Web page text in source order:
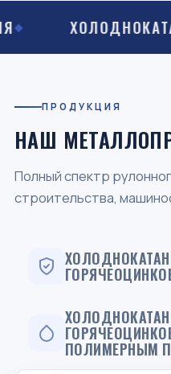
ПРОКАТ
ПРОДУКЦИЯ
НАШ
Полный спектр
строительства,
ПОЛИМЕРНЫМ